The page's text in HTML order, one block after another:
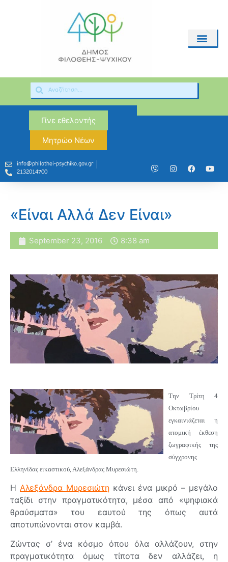
Γίνε εθελοντής
Μητρώο Νέων
info@philothei-psychiko.gov.gr
2132014700
«Είναι Αλλά Δεν Είναι»
September 23, 2016 8:38 am
Την Τρίτη 4
Οκτωβρίου
εγκαινιάζεται η
ατομική έκθεση
ζωγραφικής της
σύγχρονης
Ελληνίδας εικαστικού, Αλεξάνδρας Μυρεσιώτη.
Η Αλεξάνδρα Μυρεσιώτη κάνει ένα μικρό – μεγάλο
ταξίδι στην πραγματικότητα, μέσα από «ψηφιακά
θραύσματα» του εαυτού της όπως αυτά
αποτυπώνονται στον καμβά.
Ζώντας σ’ ένα κόσμο όπου όλα αλλάζουν, στην
πραγματικότητα όμως τίποτα δεν αλλάζει, η